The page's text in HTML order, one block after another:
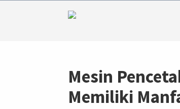
Mesin
Memiliki